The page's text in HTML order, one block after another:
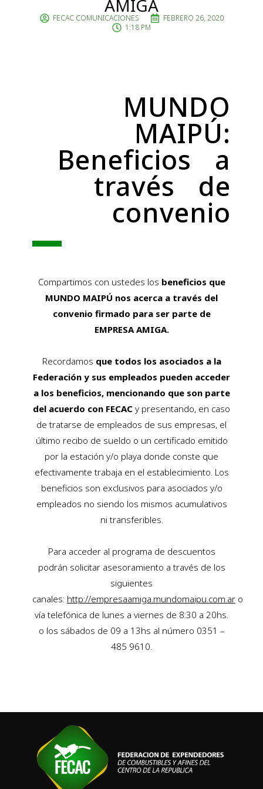
AMIGA
FECAC COMUNICACIONES
FEBRERO 26, 2020
1:18 PM
MUNDO
MAIPÚ:
Beneficios a
través de
convenio
Compartimos con ustedes los beneficios que
MUNDO MAIPÚ nos acerca a través del
convenio firmado para ser parte de
EMPRESA AMIGA.
Recordamos que todos los asociados a la
Federación y sus empleados pueden acceder
a los beneficios, mencionando que son parte
del acuerdo con FECAC y presentando, en caso
de tratarse de empleados de sus empresas, el
último recibo de sueldo o un certificado emitido
por la estación y/o playa donde conste que
efectivamente trabaja en el establecimiento. Los
beneficios son exclusivos para asociados y/o
empleados no siendo los mismos acumulativos
ni transferibles.
Para acceder al programa de descuentos
podrán solicitar asesoramiento a través de los
siguientes
canales: http://empresaamiga.mundomaipu.com.aro
vía telefónica de lunes a viernes de 8:30 a 20hs.
o los sábados de 09 a 13hs al número 0351 –
485 9610.